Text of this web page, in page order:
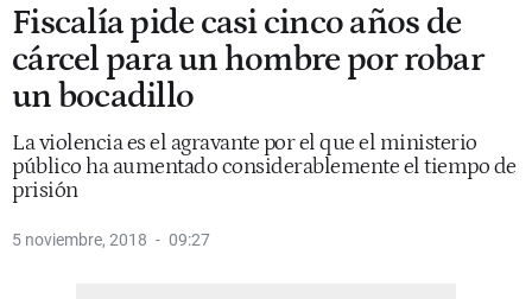
Fiscalía pide casi cinco años de
cárcel para un hombre por robar
un bocadillo
La violencia es el agravante por el que el ministerio
público ha aumentado considerablemente el tiempo de
prisión
5 noviembre, 2018 09:27